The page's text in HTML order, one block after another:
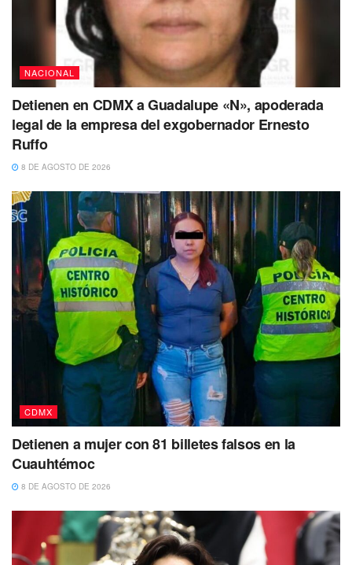
NACIONAL
Detienen en CDMX a Guadalupe «N», apoderada
legal de la empresa del exgobernador Ernesto
Ruffo
8 DE AGOSTO DE 2026
CDMX
Detienen a mujer con 81 billetes falsos en la
Cuauhtémoc
8 DE AGOSTO DE 2026